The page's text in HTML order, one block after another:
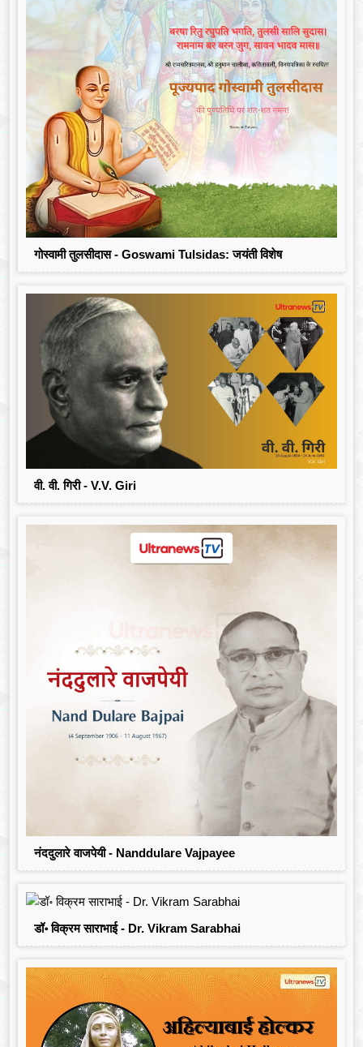
गोस्वामी तुलसीदास - Goswami Tulsidas: जयंती विशेष
वी. वी. गिरी - V.V. Giri
नंददुलारे वाजपेयी - Nanddulare Vajpayee
डॉ॰ विक्रम साराभाई - Dr. Vikram Sarabhai